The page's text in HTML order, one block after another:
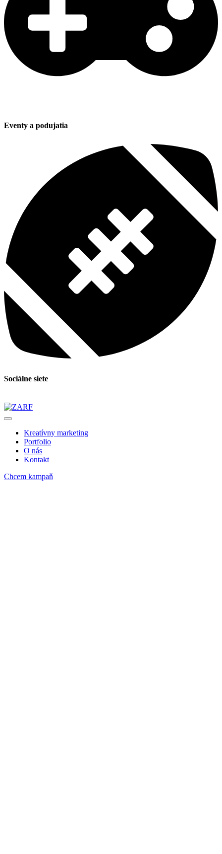
Eventy a podujatia
Sociálne siete
Kreatívny marketing
Portfolio
O nás
Kontakt
Chcem kampaň